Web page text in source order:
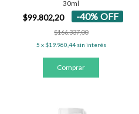
30ml
$99.802,20 -40% OFF
$166.337,00
5 x $19.960,44 sin interés